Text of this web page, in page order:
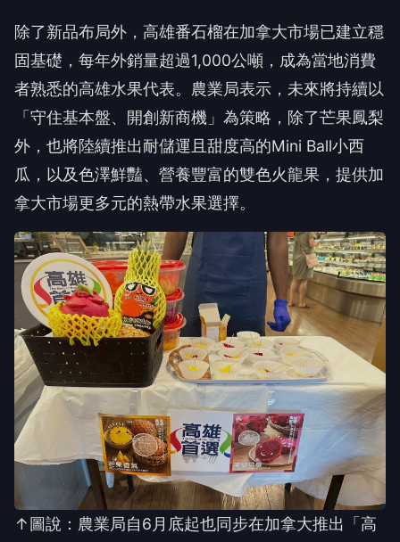
除了新品布局外，高雄番石榴在加拿大市場已建立穩
固基礎，每年外銷量超過1,000公噸，成為當地消費
者熟悉的高雄水果代表。農業局表示，未來將持續以
「守住基本盤、開創新商機」為策略，除了芒果鳳梨
外，也將陸續推出耐儲運且甜度高的Mini Ball小西
瓜，以及色澤鮮豔、營養豐富的雙色火龍果，提供加
拿大市場更多元的熱帶水果選擇。
↑圖說：農業局自6月底起也同步在加拿大推出「高